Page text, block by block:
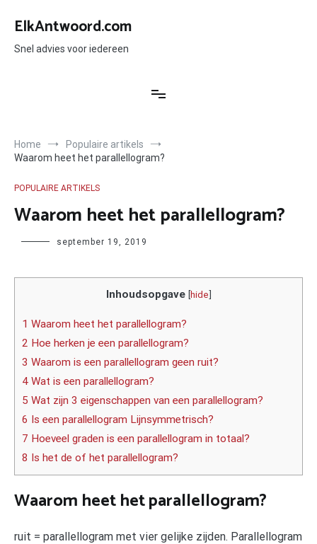
naar
inhoud
ElkAntwoord.com
Snel advies voor iedereen
Home
Populaire artikels
Waarom heet het parallellogram?
POPULAIRE ARTIKELS
Waarom heet het parallellogram?
Author september 19, 2019
Inhoudsopgave [hide]
1 Waarom heet het parallellogram?
2 Hoe herken je een parallellogram?
3 Waarom is een parallellogram geen ruit?
4 Wat is een parallellogram?
5 Wat zijn 3 eigenschappen van een parallellogram?
6 Is een parallellogram Lijnsymmetrisch?
7 Hoeveel graden is een parallellogram in totaal?
8 Is het de of het parallellogram?
Waarom heet het parallellogram?
ruit = parallellogram met vier gelijke zijden. Parallellogram